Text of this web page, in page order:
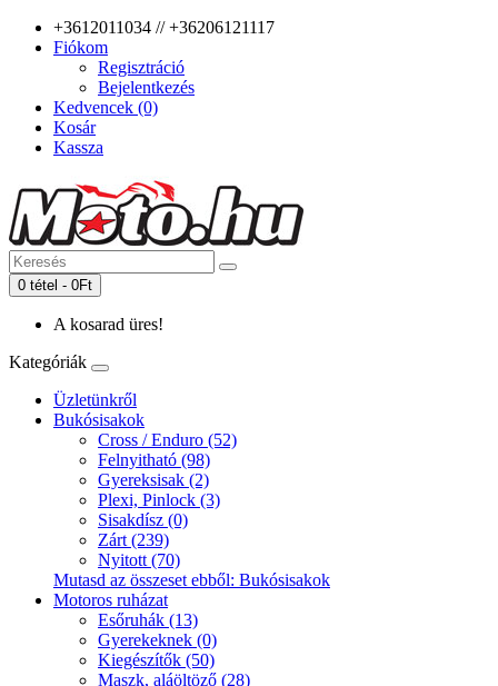
+3612011034 // +36206121117
Fiókom
Regisztráció
Bejelentkezés
Kedvencek (0)
Kosár
Kassza
0 tétel - 0Ft
A kosarad üres!
Kategóriák
Üzletünkről
Bukósisakok
Cross / Enduro (52)
Felnyitható (98)
Gyereksisak (2)
Plexi, Pinlock (3)
Sisakdísz (0)
Zárt (239)
Nyitott (70)
Mutasd az összeset ebből: Bukósisakok
Motoros ruházat
Esőruhák (13)
Gyerekeknek (0)
Kiegészítők (50)
Maszk, aláöltöző (28)